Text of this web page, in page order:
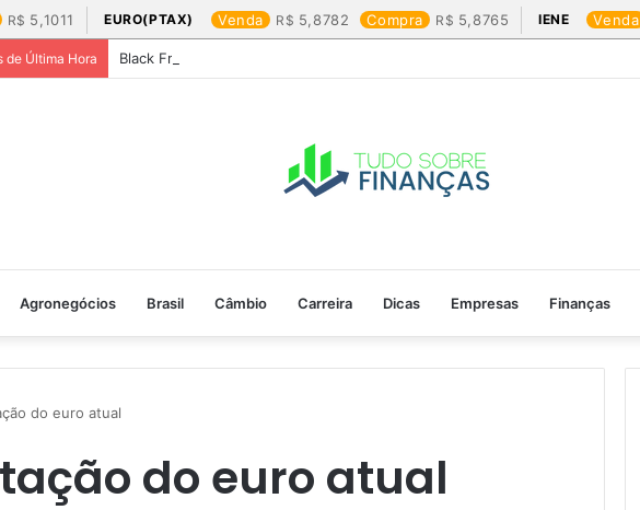
5,1011 EURO(PTAX) Venda 5,8782 Compra 5,8765 IENE Venda
de Última Hora Black Friday: os produtos que mais valem a pena
Agronegócios Brasil Câmbio Carreira Dicas Empresas Finanças
do euro atual​
do euro atual​